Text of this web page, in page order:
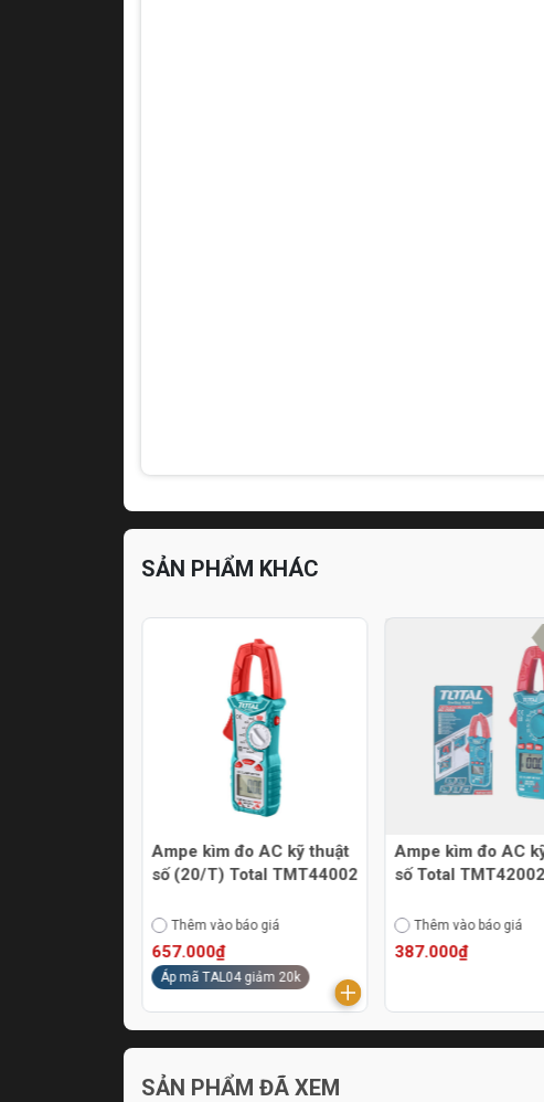
SẢN PHẨM KHÁC
Ampe kìm đo AC kỹ thuật
số (20/T) Total TMT44002
Thêm vào báo giá
657.000₫
Áp mã TAL04 giảm 20k
Ampe kìm đo AC
số Total TMT42002
Thêm vào báo giá
387.000₫
SẢN PHẨM ĐÃ XEM